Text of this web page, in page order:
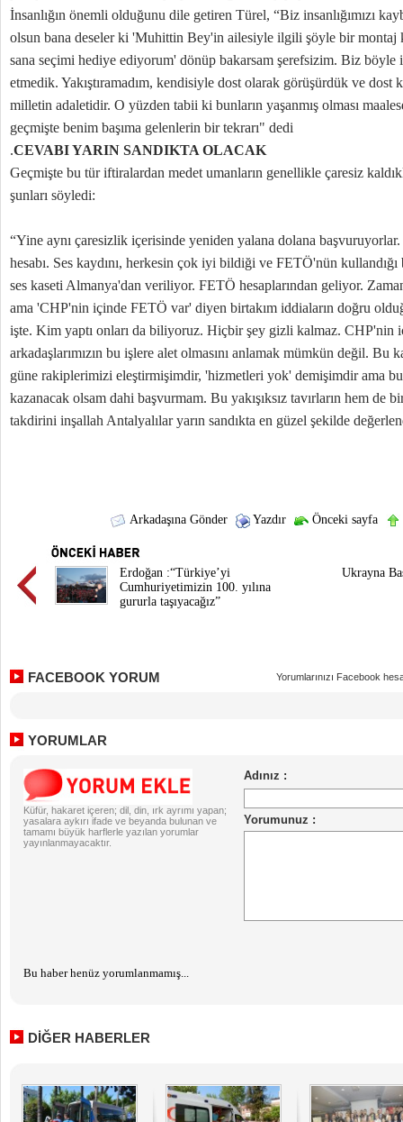
İnsanlığın önemli olduğunu dile getiren Türel, “Biz insanlığımızı
olsun bana deseler ki 'Muhittin Bey'in ailesiyle ilgili şöyle bir montaj
sana seçimi hediye ediyorum' dönüp bakarsam şerefsizim. Biz böyle
etmedik. Yakıştıramadım, kendisiyle dost olarak görüşürdük ve
milletin adaletidir. O yüzden tabii ki bunların yaşanmış olması
geçmişte benim başıma gelenlerin bir tekrarı" dedi
.CEVABI YARIN SANDIKTA OLACAK
Geçmişte bu tür iftiralardan medet umanların genellikle çaresiz
şunları söyledi:
“Yine aynı çaresizlik içerisinde yeniden yalana dolana
hesabı. Ses kaydını, herkesin çok iyi bildiği ve FETÖ'nün kullandığı
ses kaseti Almanya'dan veriliyor. FETÖ hesaplarından geliyor.
ama 'CHP'nin içinde FETÖ var' diyen birtakım iddiaların doğru
işte. Kim yaptı onları da biliyoruz. Hiçbir şey gizli kalmaz. CHP'nin
arkadaşlarımızın bu işlere alet olmasını anlamak mümkün değil. Bu
güne rakiplerimizi eleştirmişimdir, 'hizmetleri yok' demişimdir ama
kazanacak olsam dahi başvurmam. Bu yakışıksız tavırların hem de
takdirini inşallah Antalyalılar yarın sandıkta en güzel şekilde
Arkadaşına Gönder Yazdır Önceki sayfa
Erdoğan :“Türkiye’yi
Cumhuriyetimizin 100. yılına
gururla taşıyacağız”
Ukrayna
FACEBOOK YORUM Yorumlarınızı Facebook
YORUMLAR
Küfür, hakaret içeren; dil, din, ırk ayrımı yapan;
yasalara aykırı ifade ve beyanda bulunan ve
tamamı büyük harflerle yazılan yorumlar
yayınlanmayacaktır.
Bu haber henüz yorumlanmamış...
DİĞER HABERLER